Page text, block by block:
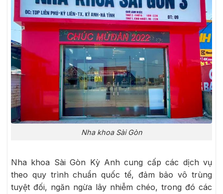
Nha khoa Sài Gòn
Nha khoa Sài Gòn Kỳ Anh cung cấp các dịch vụ
theo quy trình chuẩn quốc tế, đảm bảo vô trùng
tuyệt đối, ngăn ngừa lây nhiễm chéo, trong đó các